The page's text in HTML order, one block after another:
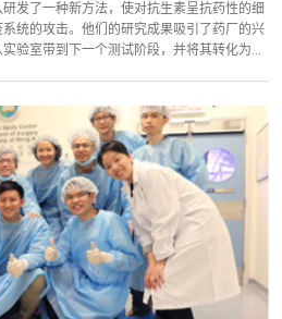
发了一种新方法，使对抗生素呈抗药性的细
统的攻击。他们的研究成果吸引了药厂的兴
验室带到下一个测试阶段，并将其转化为...